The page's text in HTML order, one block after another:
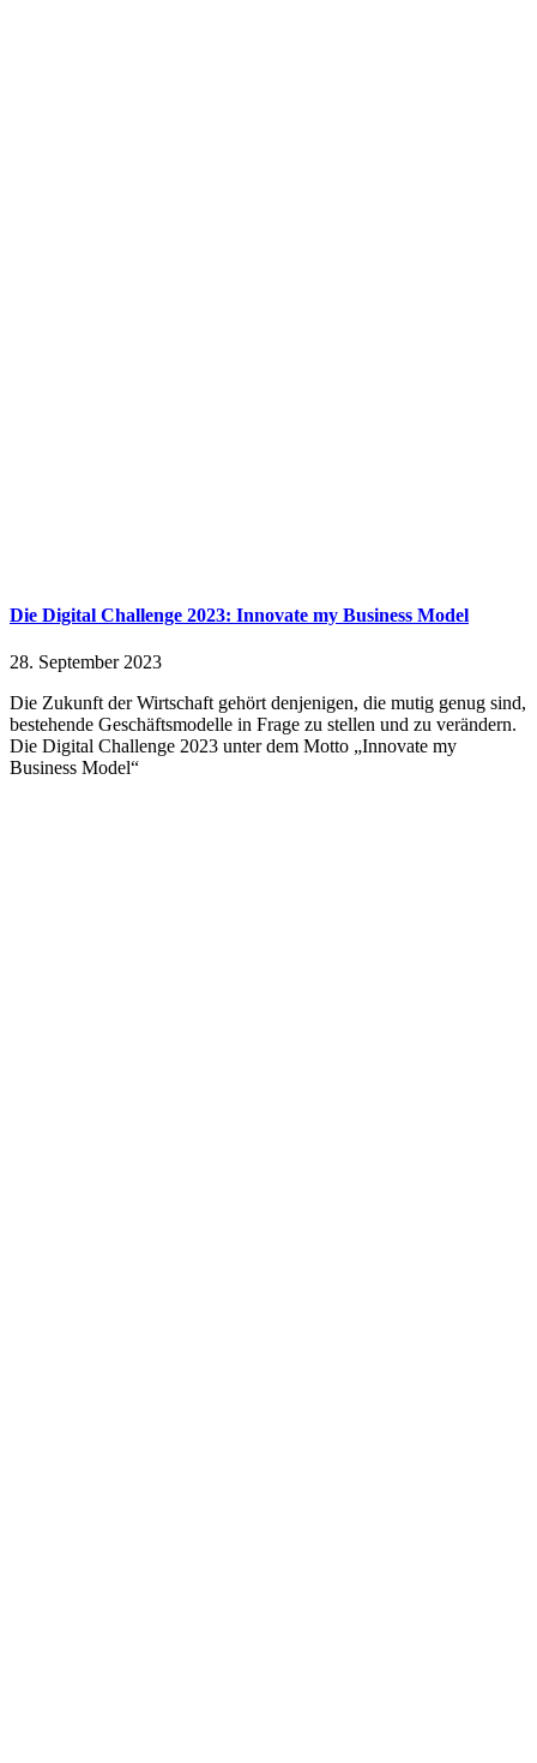
Die Digital Challenge 2023: Innovate my Business Model
28. September 2023
Die Zukunft der Wirtschaft gehört denjenigen, die mutig genug sind,
bestehende Geschäftsmodelle in Frage zu stellen und zu verändern.
Die Digital Challenge 2023 unter dem Motto „Innovate my
Business Model“